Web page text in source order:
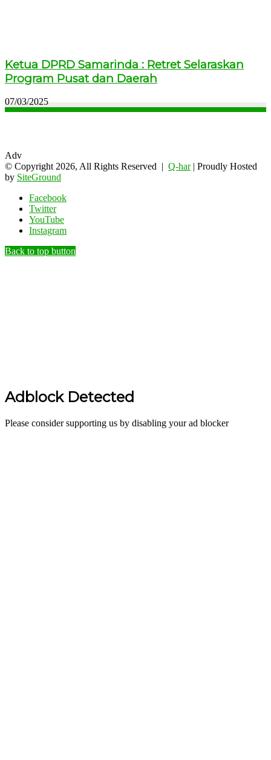
Ketua DPRD Samarinda : Retret Selaraskan
Program Pusat dan Daerah
07/03/2025
Adv
© Copyright 2026, All Rights Reserved | Q-har| Proudly Hosted
by SiteGround
Facebook
Twitter
YouTube
Instagram
Back to top button
Adblock Detected
Please consider supporting us by disabling your ad blocker